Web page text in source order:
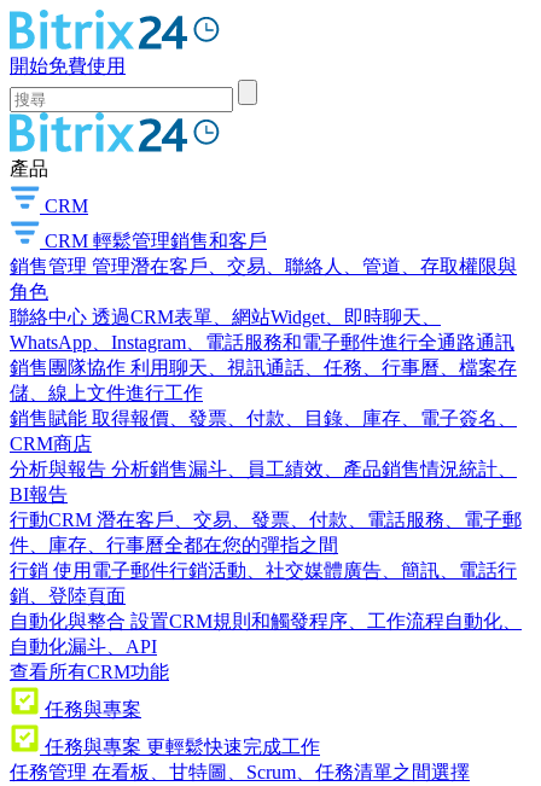
開始免費使用
產品
CRM
CRM 輕鬆管理銷售和客戶
銷售管理 管理潛在客戶、交易、聯絡人、管道、存取權限與
角色
聯絡中心 透過CRM表單、網站Widget、即時聊天、
WhatsApp、Instagram、電話服務和電子郵件進行全通路通訊
銷售團隊協作 利用聊天、視訊通話、任務、行事曆、檔案存
儲、線上文件進行工作
銷售賦能 取得報價、發票、付款、目錄、庫存、電子簽名、
CRM商店
分析與報告 分析銷售漏斗、員工績效、產品銷售情況統計、
BI報告
行動CRM 潛在客戶、交易、發票、付款、電話服務、電子郵
件、庫存、行事曆全都在您的彈指之間
行銷 使用電子郵件行銷活動、社交媒體廣告、簡訊、電話行
銷、登陸頁面
自動化與整合 設置CRM規則和觸發程序、工作流程自動化、
自動化漏斗、API
查看所有CRM功能
任務與專案
任務與專案 更輕鬆快速完成工作
任務管理 在看板、甘特圖、Scrum、任務清單之間選擇